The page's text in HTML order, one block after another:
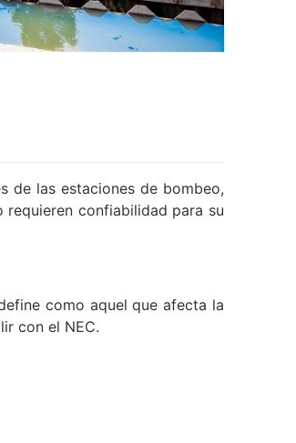
de las estaciones de bombeo,
requieren confiabilidad para su
como aquel que afecta la
con el NEC.